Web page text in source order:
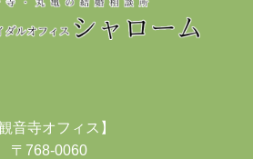
観音寺オフィス】
〒768-0060